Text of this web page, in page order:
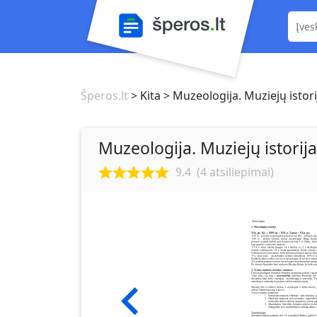
Šperos.lt> Kita > Muzeologija. Muziejų
Muzeologija. Muziejų istorija
9.4 (4 atsiliepimai)